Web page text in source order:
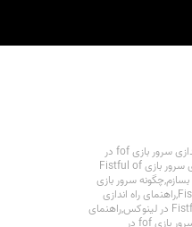
آموزش راه اندازی سرور بازی fof در
آموزش ساخت و راه اندازی سرور بازی Fistful of
,چگونه سرور بازی
,راهنمای راه اندازی
,راهنمای
راهنمای ساخت و راه اندازی سرور بازی fof در